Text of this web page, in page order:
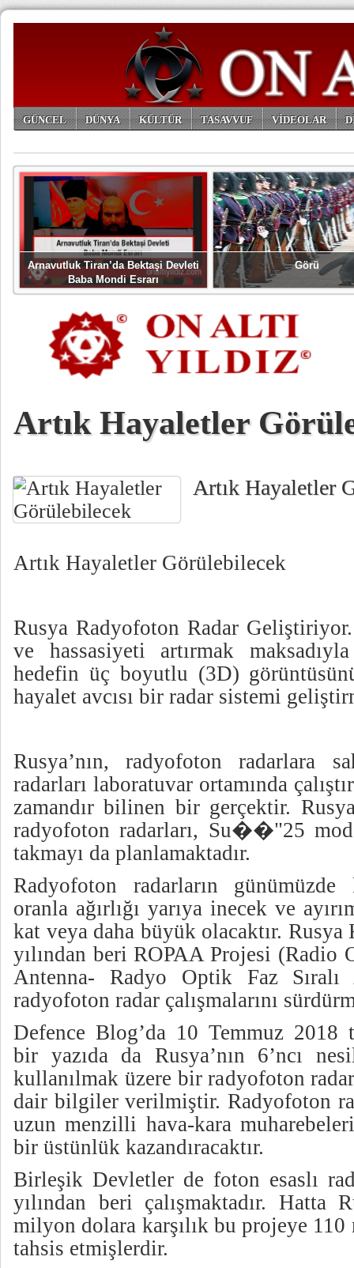
GÜNCEL DÜNYA KÜLTÜR TASAVVUF VİDEOLAR
Arnavutluk Tiran’da Bektaşi Devleti
Baba Mondi Esrarı
Görü
Artık Hayaletler
Artık Hayaletler
Artık Hayaletler Görülebilecek
Rusya Radyofoton Radar
ve hassasiyeti artırmak
hedefin üç boyutlu (3D)
hayalet avcısı bir radar sistemi
Rusya’nın, radyofoton radarlara
radarları laboratuvar ortamında
zamandır bilinen bir gerçektir.
radyofoton radarları, Su��"25
takmayı da planlamaktadır.
Radyofoton radarların günümüzde
oranla ağırlığı yarıya inecek ve
kat veya daha büyük olacaktır. Rusya
yılından beri ROPAA Projesi (Radio
Antenna- Radyo Optik Faz Sıralı
radyofoton radar çalışmalarını
Defence Blog’da 10 Temmuz 2018
bir yazıda da Rusya’nın 6’ncı
kullanılmak üzere bir radyofoton radar
dair bilgiler verilmiştir. Radyofoton
uzun menzilli hava-kara
bir üstünlük kazandıracaktır.
Birleşik Devletler de foton esaslı
yılından beri çalışmaktadır. Hatta
milyon dolara karşılık bu projeye
tahsis etmişlerdir.